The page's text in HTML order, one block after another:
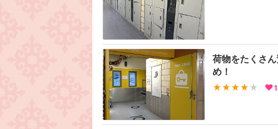
荷物をたくさ
め！
★★★★ ★